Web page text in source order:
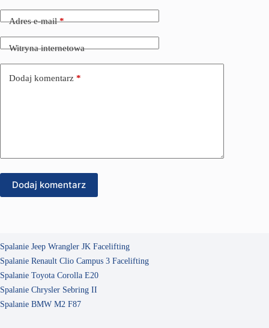
Adres e-mail*
Witryna internetowa
Dodaj komentarz *
Dodaj komentarz
Spalanie Jeep Wrangler JK Facelifting
Spalanie Renault Clio Campus 3 Facelifting
Spalanie Toyota Corolla E20
Spalanie Chrysler Sebring II
Spalanie BMW M2 F87